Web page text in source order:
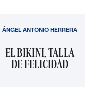
EL BIKINI, TALLA
DE FELICIDAD
ÁNGEL ANTONIO HERRERA